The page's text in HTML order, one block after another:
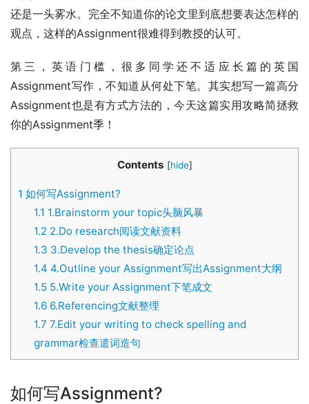
还是一头雾水。完全不知道你的论文里到底想要表达怎样的
观点，这样的Assignment很难得到教授的认可。
第三，英语门槛，很多同学还不适应长篇的英国
Assignment写作，不知道从何处下笔。其实想写一篇高分
Assignment也是有方式方法的，今天这篇实用攻略简拯救
你的Assignment季！
Contents [hide]
1 如何写Assignment?
1.1 1.Brainstorm your topic头脑风暴
1.2 2.Do research阅读文献资料
1.3 3.Develop the thesis确定论点
1.4 4.Outline your Assignment写出Assignment大纲
1.55.Write your Assignment下笔成文
1.66.Referencing文献整理
1.7 7.Edit your writing to check spelling and
grammar检查遣词造句
如何写Assignment?